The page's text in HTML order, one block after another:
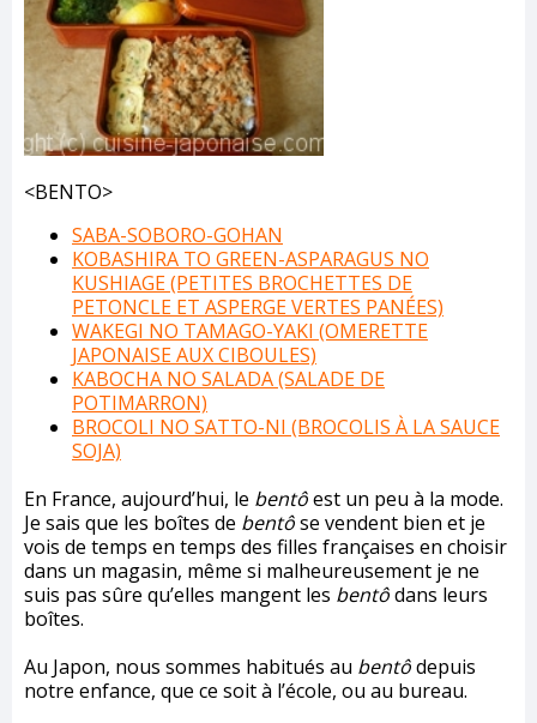
<BENTO>
SABA-SOBORO-GOHAN
KOBASHIRA TO GREEN-ASPARAGUS NO
KUSHIAGE (PETITES BROCHETTES DE
PETONCLE ET ASPERGE VERTES PANÉES)
WAKEGI NO TAMAGO-YAKI (OMERETTE
JAPONAISE AUX CIBOULES)
KABOCHA NO SALADA (SALADE DE
POTIMARRON)
BROCOLI NO SATTO-NI (BROCOLIS À LA SAUCE
SOJA)
En France, aujourd’hui, le bentôest un peu à la mode.
Je sais que les boîtes de bentôse vendent bien et je
vois de temps en temps des filles françaises en choisir
dans un magasin, même si malheureusement je ne
suis pas sûre qu’elles mangent les bentôdans leurs
boîtes.
Au Japon, nous sommes habitués au bentôdepuis
notre enfance, que ce soit à l’école, ou au bureau.